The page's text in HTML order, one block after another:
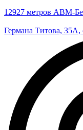
12927 метров АВМ-
Германа Титова, 35А,